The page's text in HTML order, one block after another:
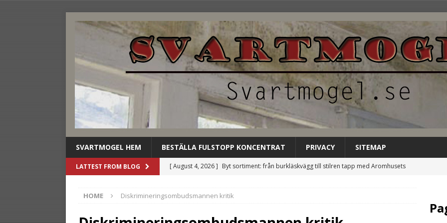
SVARTMOGEL HEM BESTÄLLA FULSTOPP KONCENTRAT PRIVACY SITEMAP
LATTEST FROM BLOG [ August 4, 2026 ] Byt sortiment: från burkläskvägg till stilren tapp med Aromhusets
[ August 3, 2026 ] Låt Aromhusets stilldrink bli gästens förstahandsval på
UNCATEGORIZED
HOME Diskrimineringsombudsmannen kritik